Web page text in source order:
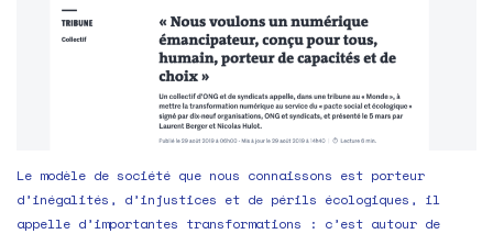
Le modèle de société que nous connaissons est porteur
d’inégalités, d’injustices et de périls écologiques, il
appelle d’importantes transformations : c’est autour de